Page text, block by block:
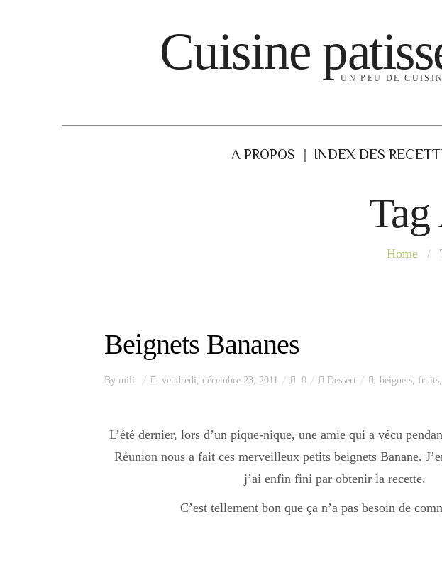
Cuisine UN PEU DE
A PROPOS INDEX DES
Home /
Beignets Bananes
By mili vendredi, décembre 23, 2011 0 Dessert beignets, fruits,
L’été dernier, lors d’un pique-nique, une amie qui a vécu
Réunion nous a fait ces merveilleux petits beignets Banane.
j’ai enfin fini par obtenir la recette.
C’est tellement bon que ça n’a pas besoin de